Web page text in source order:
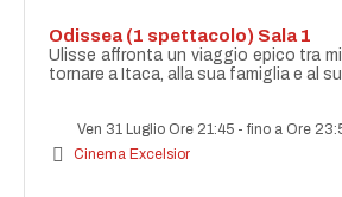
Odissea (1 spettacolo) Sala 1
Ulisse affronta un viaggio epico tra
tornare a Itaca, alla sua famiglia e al
Ven 31 Luglio Ore 21:45 -fino a Ore
Cinema Excelsior